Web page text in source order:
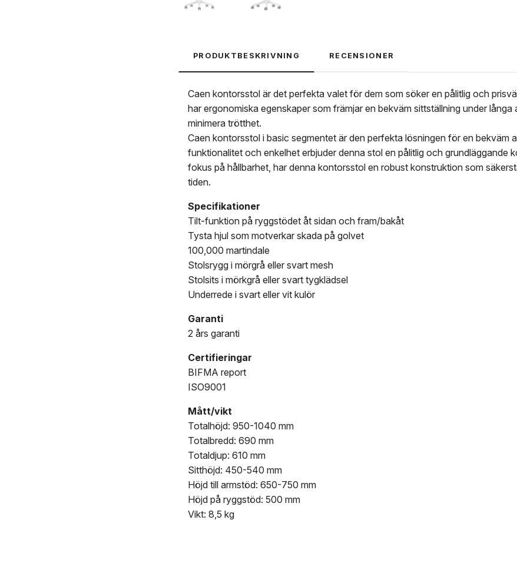
PRODUKTBESKRIVNING RECENSIONER
Caen kontorsstol är det perfekta valet för dem som söker en pålitlig och
har ergonomiska egenskaper som främjar en bekväm sittställning under
minimera trötthet.
Caen kontorsstol i basic segmentet är den perfekta lösningen för en bekväm
funktionalitet och enkelhet erbjuder denna stol en pålitlig och
fokus på hållbarhet, har denna kontorsstol en robust konstruktion som
tiden.
Specifikationer
Tilt-funktion på ryggstödet åt sidan och fram/bakåt
Tysta hjul som motverkar skada på golvet
100,000 martindale
Stolsrygg i mörgrå eller svart mesh
Stolsits i mörkgrå eller svart tygklädsel
Underrede i svart eller vit kulör
Garanti
2 års garanti
Certifieringar
BIFMA report
ISO9001
Mått/vikt
Totalhöjd: 950-1040 mm
Totalbredd: 690 mm
Totaldjup: 610 mm
Sitthöjd: 450-540 mm
Höjd till armstöd: 650-750 mm
Höjd på ryggstöd: 500 mm
Vikt: 8,5 kg